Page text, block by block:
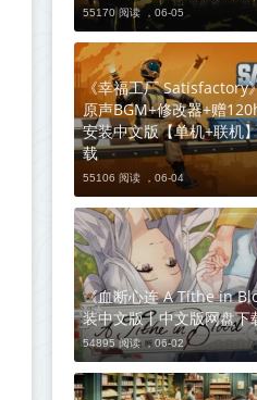
55170 阅读 ， 06-05
《幸福工厂 Satisfactory
原声BGM+修改器+赠
安装中文版【单机+联机
载
55106 阅读 ， 06-04
《血断心连 A Tithe in
装中文版丨中文版网盘下
54895 阅读 ，06-02